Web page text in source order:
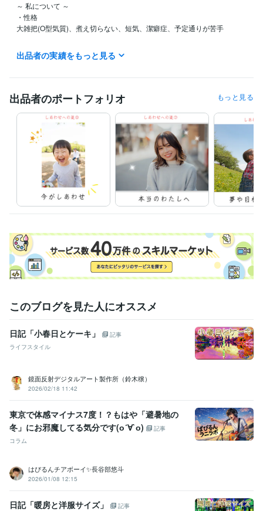
～ 私について ～
・性格
大雑把(O型気質)、煮え切らない、短気、潔癖症、予定通りが苦手
・好きなこと
露天風呂、歩く、ストレッチ、動画をみる、人とのおしゃべり、本を読
ステイサム、ハリソンフォード、ダニエルクレイグ、ナタリーポートマ
ン、レアセドゥ)
・苦手なこと
数学、料理、計画を立てる、走ること、整理整頓、化粧、洋服選び
曲ったことが嫌いで正直な人が好きです
人はいつからでも、どんな風にでも変わることができると信じています
人と本音で話せるとうれしい
瞑想は苦手ですが、好きです
正義を信じていて、道理に反したことははうまくいかないと思っていま
す
潜在意識と現実の行動について、考えるのが好きです♡
とうとう50才( ﾟДﾟ)
おりかえし地点は過ぎましたが、天命をまっとうしたいなぁ(*^-^*)
経験職種
デザイナー / Webデザイナー
事務・ビジネスサポート / 事務（一般事務）
経験年数 : 10
ライフスタイル・その他 / カウンセラー・コーチ
資格・検定
作業療法士 取得年 : 1996年
ビジネス・クリエイティブツール
Excel:5年
得意分野
デザイン制作 Canva
悩み相談・カウンセリング カウンセリング
出品者の実績をもっと見る
出品者のポートフォリオ もっと見る
このブログを見た人にオススメ
日記「小春日とケーキ」
記事
ライフスタイル
鏡面反射デジタルアート製作所（鈴木穣）
2026/02/18 11:42
東京で体感マイナス7度！？もはや「避暑地の
冬」にお邪魔してる気分です(о´∀`о)
記事
コラム
はぴるんチアボーイ✨長谷部悠斗
2026/01/08 12:15
日記「暖房と洋服サイズ」
記事